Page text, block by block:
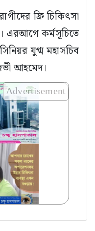
ফ্রি চিকিৎসা
এরআগে কর্মসূচিতে
যুগ্ম মহাসচিব
আহমেদ।
Advertisement